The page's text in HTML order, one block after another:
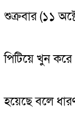
শুক্রবার (১১
পিটিয়ে খুন
হয়েছে বলে